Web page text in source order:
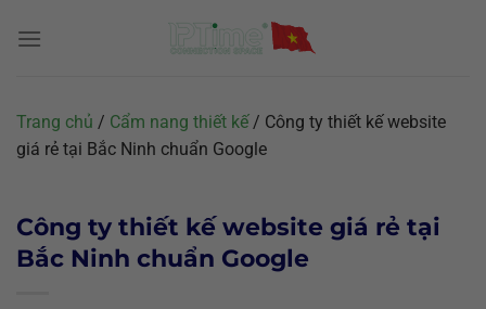
đến
Trang chủ / Cẩm nang thiết kế/ Công ty thiết kế website
giá rẻ tại Bắc Ninh chuẩn Google
Công ty thiết kế website giá rẻ tại
Bắc Ninh chuẩn Google